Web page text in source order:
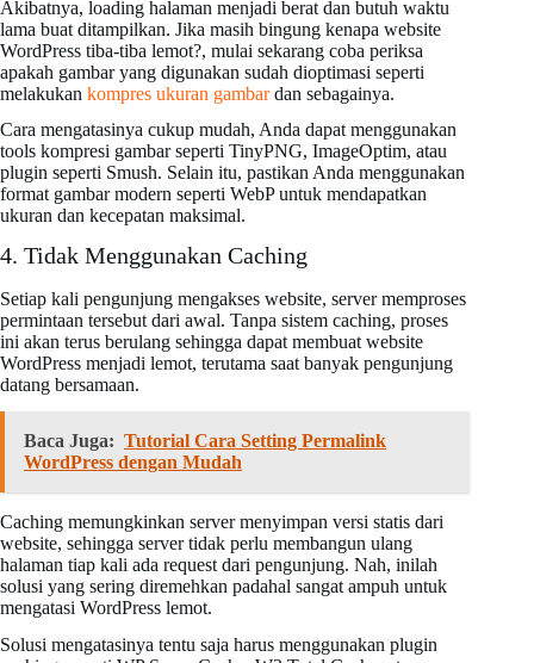
Akibatnya, loading halaman menjadi berat dan butuh waktu
lama buat ditampilkan. Jika masih bingung kenapa website
WordPress tiba-tiba lemot?, mulai sekarang coba periksa
apakah gambar yang digunakan sudah dioptimasi seperti
melakukan kompres ukuran gambardan sebagainya.
Cara mengatasinya cukup mudah, Anda dapat menggunakan
tools kompresi gambar seperti TinyPNG, ImageOptim, atau
plugin seperti Smush. Selain itu, pastikan Anda menggunakan
format gambar modern seperti WebP untuk mendapatkan
ukuran dan kecepatan maksimal.
4. Tidak Menggunakan Caching
Setiap kali pengunjung mengakses website, server memproses
permintaan tersebut dari awal. Tanpa sistem caching, proses
ini akan terus berulang sehingga dapat membuat website
WordPress menjadi lemot, terutama saat banyak pengunjung
datang bersamaan.
Baca Juga: Tutorial Cara Setting Permalink
WordPress dengan Mudah
Caching memungkinkan server menyimpan versi statis dari
website, sehingga server tidak perlu membangun ulang
halaman tiap kali ada request dari pengunjung. Nah, inilah
solusi yang sering diremehkan padahal sangat ampuh untuk
mengatasi WordPress lemot.
Solusi mengatasinya tentu saja harus menggunakan plugin